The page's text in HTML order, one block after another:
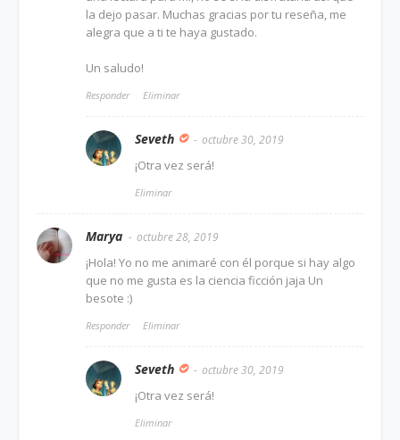
la dejo pasar. Muchas gracias por tu reseña, me
alegra que a ti te haya gustado.
Un saludo!
Responder Eliminar
Seveth octubre 30, 2019
¡Otra vez será!
Eliminar
Marya octubre 28, 2019
¡Hola! Yo no me animaré con él porque si hay algo
que no me gusta es la ciencia ficción jaja Un
besote :)
Responder Eliminar
Seveth octubre 30, 2019
¡Otra vez será!
Eliminar